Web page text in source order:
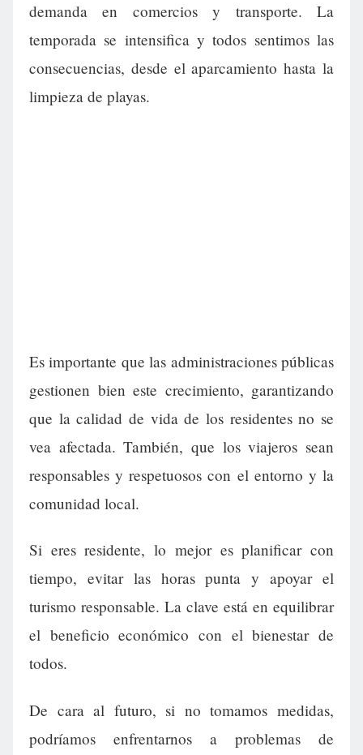
demanda en comercios y transporte. La
temporada se intensifica y todos sentimos las
consecuencias, desde el aparcamiento hasta la
limpieza de playas.
Es importante que las administraciones públicas
gestionen bien este crecimiento, garantizando
que la calidad de vida de los residentes no se
vea afectada. También, que los viajeros sean
responsables y respetuosos con el entorno y la
comunidad local.
Si eres residente, lo mejor es planificar con
tiempo, evitar las horas punta y apoyar el
turismo responsable. La clave está en equilibrar
el beneficio económico con el bienestar de
todos.
De cara al futuro, si no tomamos medidas,
podríamos enfrentarnos a problemas de